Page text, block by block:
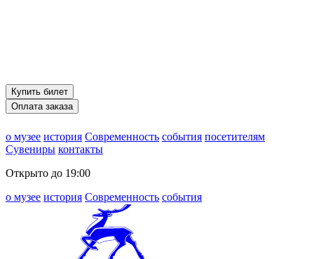
Купить билет
Оплата заказа
о музее история Современность события посетителям
Сувениры контакты
Открыто до 19:00
о музее история Современность события